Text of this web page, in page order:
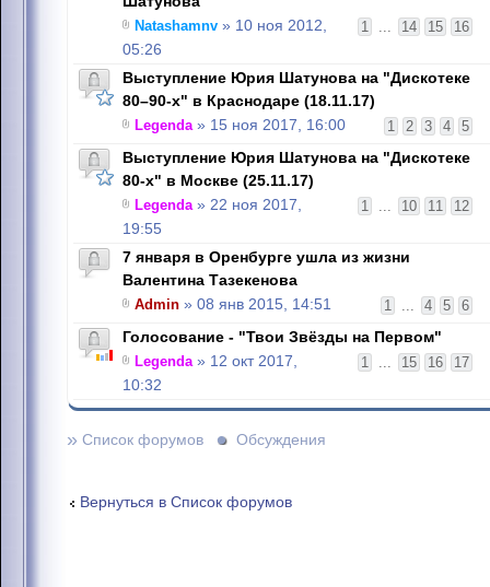
1 ... 14 15 16
Natashamnv » 10 ноя 2012,
05:26
Выступление Юрия Шатунова на "Дискотеке
80–90-х" в Краснодаре (18.11.17)
1 2 3 4 5
Legenda» 15 ноя 2017, 16:00
Выступление Юрия Шатунова на "Дискотеке
80-х" в Москве (25.11.17)
1 ... 10 11 12
Legenda» 22 ноя 2017,
19:55
7 января в Оренбурге ушла из жизни
Валентина Тазекенова
1 ... 4 5 6
Admin » 08 янв 2015, 14:51
Голосование - "Твои Звёзды на Первом"
1 ... 15 16 17
Legenda» 12 окт 2017,
10:32
» Список форумов Обсуждения
Вернуться в Список форумов